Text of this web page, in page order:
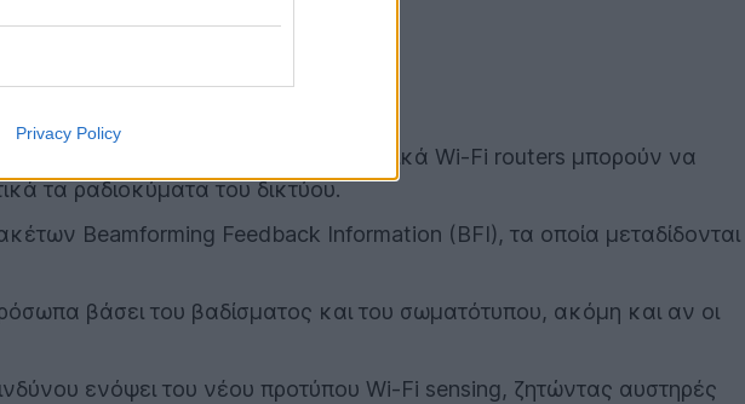
Privacy Policy
(KIT) απέδειξαν ότι τα τυπικά Wi-Fi routers μπορούν να
τα ραδιοκύματα του δικτύου.
Beamforming Feedback Information (BFI), τα οποία μεταδίδονται
βάσει του βαδίσματος και του σωματότυπου, ακόμη και αν οι
ενόψει του νέου προτύπου Wi-Fi sensing, ζητώντας αυστηρές